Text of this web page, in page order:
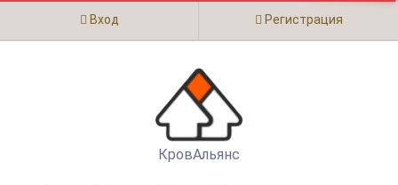
Вход Регистрация
КровАльянс